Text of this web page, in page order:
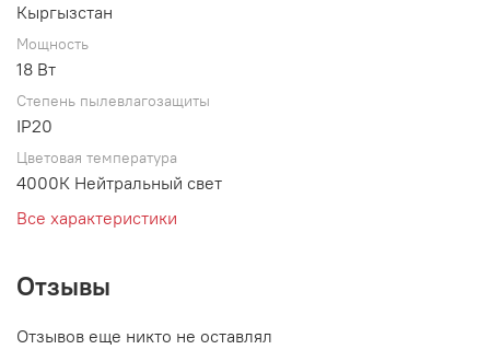
Кыргызстан
Мощность
18 Вт
Степень пылевлагозащиты
IP20
Цветовая температура
4000К Нейтральный свет
Все характеристики
Отзывы
Отзывов еще никто не оставлял